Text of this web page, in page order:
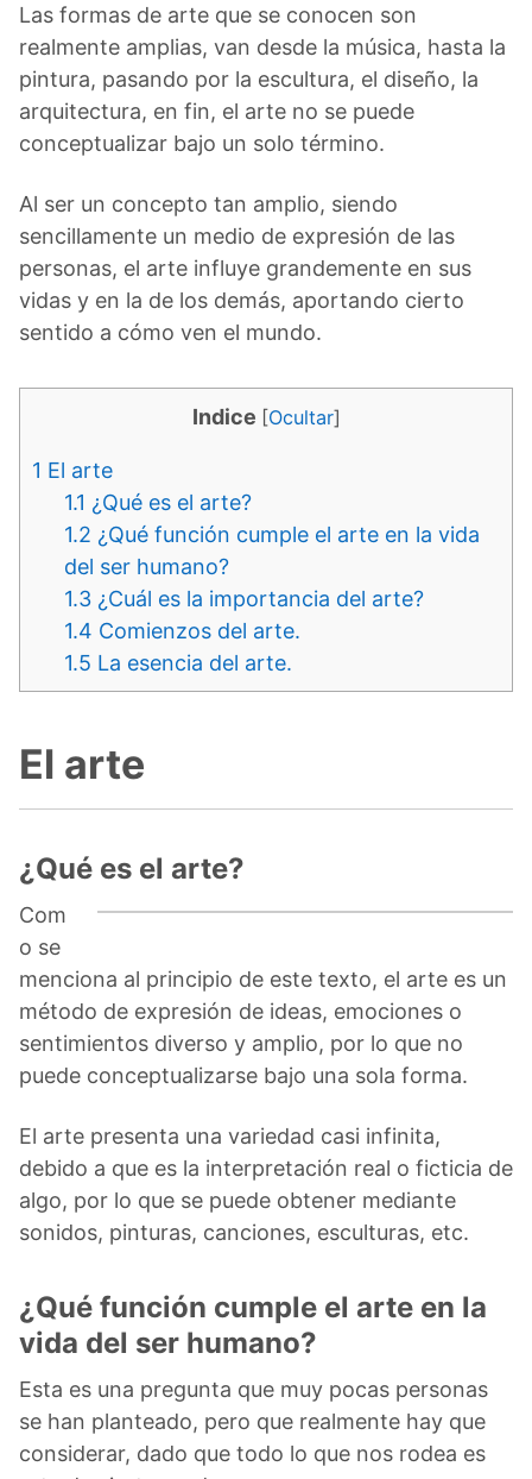
Las formas de arte que se conocen son
realmente amplias, van desde la música, hasta la
pintura, pasando por la escultura, el diseño, la
arquitectura, en fin, el arte no se puede
conceptualizar bajo un solo término.
Al ser un concepto tan amplio, siendo
sencillamente un medio de expresión de las
personas, el arte influye grandemente en sus
vidas y en la de los demás, aportando cierto
sentido a cómo ven el mundo.
Indice [Ocultar]
1 El arte
1.1 ¿Qué es el arte?
1.2 ¿Qué función cumple el arte en la vida
del ser humano?
1.3 ¿Cuál es la importancia del arte?
1.4 Comienzos del arte.
1.5 La esencia del arte.
El arte
¿Qué es el arte?
Com
o se
menciona al principio de este texto, el arte es un
método de expresión de ideas, emociones o
sentimientos diverso y amplio, por lo que no
puede conceptualizarse bajo una sola forma.
El arte presenta una variedad casi infinita,
debido a que es la interpretación real o ficticia de
algo, por lo que se puede obtener mediante
sonidos, pinturas, canciones, esculturas, etc.
¿Qué función cumple el arte en la
vida del ser humano?
Esta es una pregunta que muy pocas personas
se han planteado, pero que realmente hay que
considerar, dado que todo lo que nos rodea es